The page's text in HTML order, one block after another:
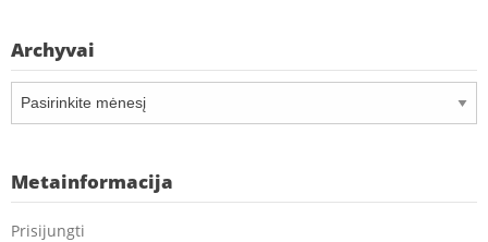
Archyvai
Metainformacija
Prisijungti